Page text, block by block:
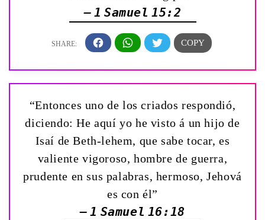
— 1 Samuel 15:2
“Entonces uno de los criados respondió,
diciendo: He aquí yo he visto á un hijo de
Isaí de Beth-lehem, que sabe tocar, es
valiente vigoroso, hombre de guerra,
prudente en sus palabras, hermoso, Jehová
es con él”
— 1 Samuel 16:18